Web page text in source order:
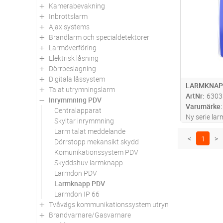
Kamerabevakning
Inbrottslarm
Ajax systems
Brandlarm och specialdetektorer
Larmöverföring
Elektrisk låsning
Dörrbeslagning
Digitala låssystem
Talat utrymningslarm
Inrymmning PDV
Centralapparat
Skyltar inrymmning
Larm talat meddelande
Dörrstopp mekansikt skydd
Komunikationssystem PDV
Skyddshuv larmknapp
Larmdon PDV
Larmknapp PDV
Larmdon IP 66
Tvåvägs kommunikationssystem utrymningsplats
Brandvarnare/Gasvarnare
ArtNr
Varumärke
Ny serie
estetiskt
standby.
< 1 >